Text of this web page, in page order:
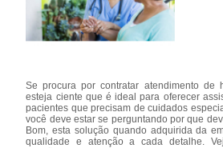
Se procura por contratar atendimento de
esteja ciente que é ideal para oferecer
pacientes que precisam de cuidados
você deve estar se perguntando por que
Bom, esta solução quando adquirida da
qualidade e atenção a cada detalhe.